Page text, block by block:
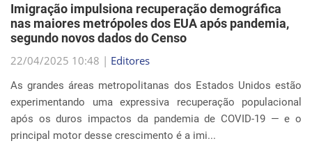
principal motor desse crescimento é a imi...
EVENTOS